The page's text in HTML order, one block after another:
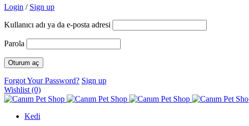
Login / Sign up
Kullanıcı adı ya da e-posta adresi
Parola
Forgot Your Password? Sign up
Wishlist (0)
Kedi